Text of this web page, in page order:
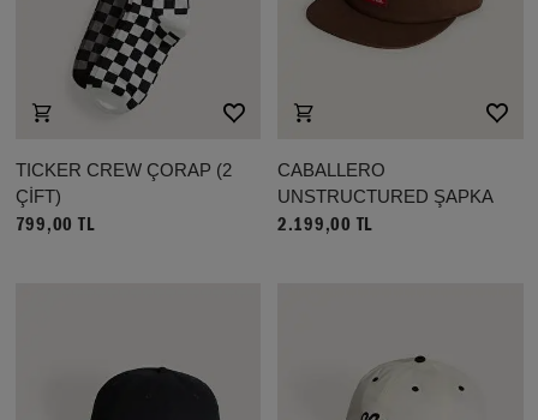
TICKER CREW ÇORAP (2
ÇİFT)
799,00 TL
CABALLERO
UNSTRUCTURED ŞAPKA
2.199,00 TL